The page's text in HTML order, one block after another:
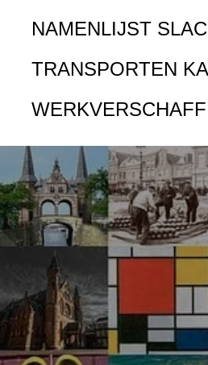
NAMENLIJST
TRANSPORTEN